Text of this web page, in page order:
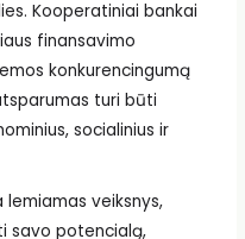
Kooperatiniai bankai
finansavimo
konkurencingumą
turi būti
socialinius ir
lemiamas veiksnys,
savo potencialą,